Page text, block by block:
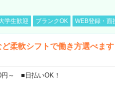
学生歓迎 ブランクOK WEB登録・面
柔軟シフトで働き方選べま
～ ■日払いOK！